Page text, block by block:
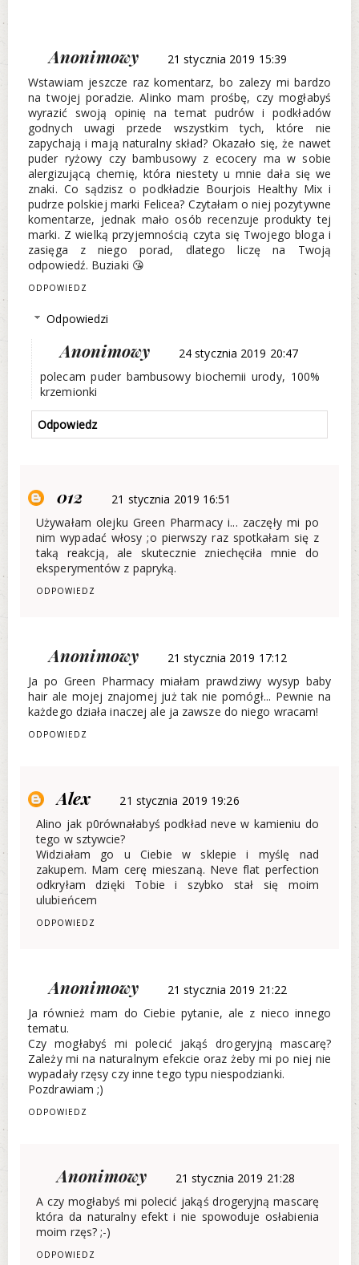
Anonimowy
21 stycznia 2019 15:39
Wstawiam jeszcze raz komentarz, bo zalezy mi bardzo
na twojej poradzie. Alinko mam prośbę, czy mogłabyś
wyrazić swoją opinię na temat pudrów i podkładów
godnych uwagi przede wszystkim tych, które nie
zapychają i mają naturalny skład? Okazało się, że nawet
puder ryżowy czy bambusowy z ecocery ma w sobie
alergizującą chemię, która niestety u mnie dała się we
znaki. Co sądzisz o podkładzie Bourjois Healthy Mix i
pudrze polskiej marki Felicea? Czytałam o niej pozytywne
komentarze, jednak mało osób recenzuje produkty tej
marki. Z wielką przyjemnością czyta się Twojego bloga i
zasięga z niego porad, dlatego liczę na Twoją
odpowiedź. Buziaki 😘
ODPOWIEDZ
Odpowiedzi
Anonimowy
24 stycznia 2019 20:47
polecam puder bambusowy biochemii urody, 100%
krzemionki
Odpowiedz
012
21 stycznia 2019 16:51
Używałam olejku Green Pharmacy i... zaczęły mi po
nim wypadać włosy ;o pierwszy raz spotkałam się z
taką reakcją, ale skutecznie zniechęciła mnie do
eksperymentów z papryką.
ODPOWIEDZ
Anonimowy
21 stycznia 2019 17:12
Ja po Green Pharmacy miałam prawdziwy wysyp baby
hair ale mojej znajomej już tak nie pomógł... Pewnie na
każdego działa inaczej ale ja zawsze do niego wracam!
ODPOWIEDZ
Alex
21 stycznia 2019 19:26
Alino jak p0równałabyś podkład neve w kamieniu do
tego w sztywcie?
Widziałam go u Ciebie w sklepie i myślę nad
zakupem. Mam cerę mieszaną. Neve flat perfection
odkryłam dzięki Tobie i szybko stał się moim
ulubieńcem
ODPOWIEDZ
Anonimowy
21 stycznia 2019 21:22
Ja również mam do Ciebie pytanie, ale z nieco innego
tematu.
Czy mogłabyś mi polecić jakąś drogeryjną mascarę?
Zależy mi na naturalnym efekcie oraz żeby mi po niej nie
wypadały rzęsy czy inne tego typu niespodzianki.
Pozdrawiam ;)
ODPOWIEDZ
Anonimowy
21 stycznia 2019 21:28
A czy mogłabyś mi polecić jakąś drogeryjną mascarę
która da naturalny efekt i nie spowoduje osłabienia
moim rzęs? ;-)
ODPOWIEDZ